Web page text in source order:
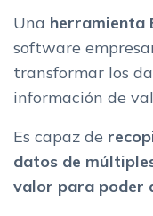
Una herramienta
software
transformar los
información de
Es capaz de
datos de
valor para poder